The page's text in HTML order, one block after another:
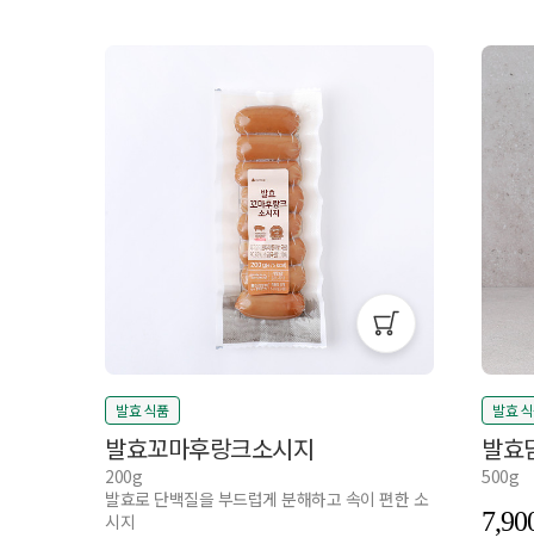
발효 식품
발효꼬마후랑크소시지
200g
발효로 단백질을 부드럽게 분해하고 속이 편한 소
시지
발효
발효
500g